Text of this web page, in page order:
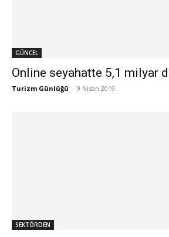
GÜNCEL
Online seyahatte 5,1 milyar
Turizm Günlüğü - 9 Nisan 2019
SEKTÖRDEN